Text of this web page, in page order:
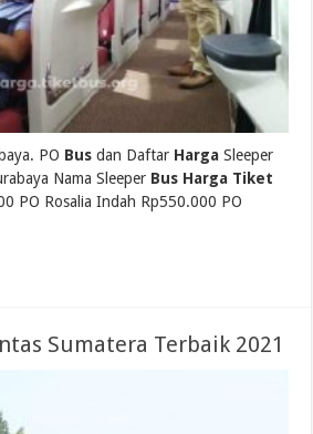
PO Bus dan Daftar Harga Sleeper
Nama Sleeper Bus Harga Tiket
PO Rosalia Indah Rp550.000 PO
Sumatera Terbaik 2021